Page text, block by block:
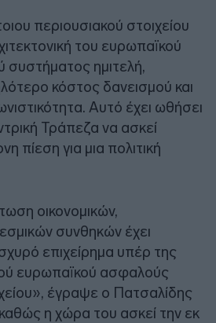
περιουσιακού στοιχείου
του ευρωπαϊκού
συστήματος ημιτελή,
κόστος δανεισμού και
Αυτό έχει ωθήσει
Τράπεζα να ασκεί
πίεση για μια πολιτική
οικονομικών,
συνθηκών έχει
επιχείρημα υπέρ της
ευρωπαϊκού ασφαλούς
έγραψε ο Πατσαλίδης
η χώρα του ασκεί την εκ